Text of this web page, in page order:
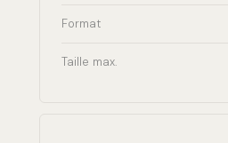
Format
Taille max.